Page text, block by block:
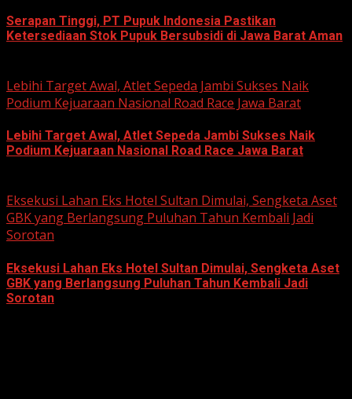
Serapan Tinggi, PT Pupuk Indonesia Pastikan
Ketersediaan Stok Pupuk Bersubsidi di Jawa Barat Aman
Lebihi Target Awal, Atlet Sepeda Jambi Sukses Naik
Podium Kejuaraan Nasional Road Race Jawa Barat
Lebihi Target Awal, Atlet Sepeda Jambi Sukses Naik
Podium Kejuaraan Nasional Road Race Jawa Barat
Eksekusi Lahan Eks Hotel Sultan Dimulai, Sengketa Aset
GBK yang Berlangsung Puluhan Tahun Kembali Jadi
Sorotan
Eksekusi Lahan Eks Hotel Sultan Dimulai, Sengketa Aset
GBK yang Berlangsung Puluhan Tahun Kembali Jadi
Sorotan